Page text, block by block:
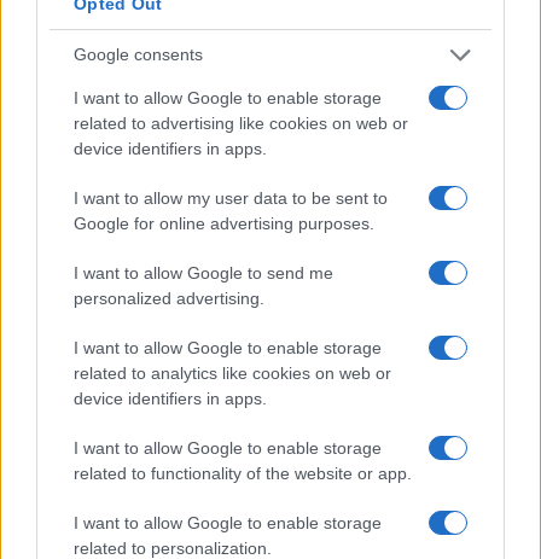
Google consents
I want to allow Google to enable storage
related to advertising like cookies on web or
device identifiers in apps.
I want to allow my user data to be sent to
Google for online advertising purposes.
I want to allow Google to send me
personalized advertising.
I want to allow Google to enable storage
related to analytics like cookies on web or
device identifiers in apps.
I want to allow Google to enable storage
related to functionality of the website or app.
I want to allow Google to enable storage
related to personalization.
Molte persone perseguono l’istruzione superiore
come tattica per passare a un lavoro più retribuito. I
numeri sembrano supportare la teoria. L’aumento
medio della retribuzione durante il cambio di lavoro
è di circa il 10% in più rispetto al consueto aumento
Se puoi permetterti i costi dell’istruzione superiore,
ne vale sicuramente la pena. Dovresti essere in
grado di recuperare i costi in circa un anno circa.
Differenza salariale tipica per istruzione
per la maggior parte delle carriere
Confronto salariale dietista per genere